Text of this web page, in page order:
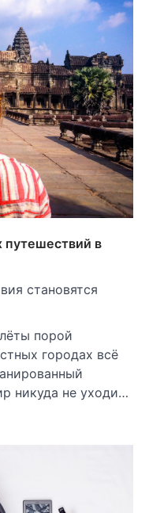
в
становятся
порой
городах всё
никуда не уходи…